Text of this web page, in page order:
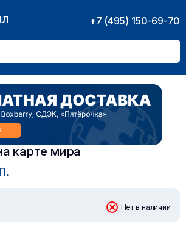
+7 (495) 150-69-70
карте мира
Нет в наличии